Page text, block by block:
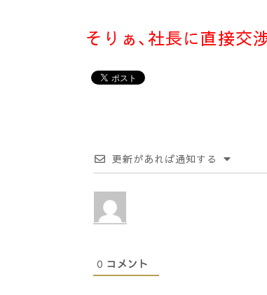
そりぁ、社長に直接交
更新があれば通知する
0 コメント